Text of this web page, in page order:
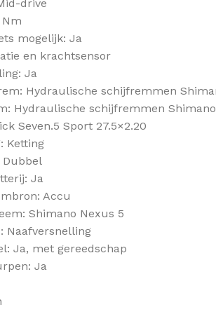
drive
mogelijk: Ja
en krachtsensor
Ja
Hydraulische schijfremmen
Hydraulische schijfremmen Shimano
Seven.5 Sport 27.5×2.20
Ketting
Dubbel
Ja
Accu
Shimano Nexus 5
Naafversnelling
Ja, met gereedschap
Ja